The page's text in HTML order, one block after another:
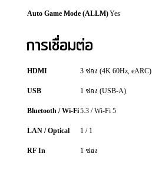
Auto Game Mode (ALLM)Yes
การเชื่อมต่อ
HDMI 3 ช่อง (4K 60Hz, eARC)
USB 1 ช่อง (USB-A)
Bluetooth / Wi-Fi5.3 / Wi-Fi 5
LAN / Optical 1 / 1
RF In 1 ช่อง